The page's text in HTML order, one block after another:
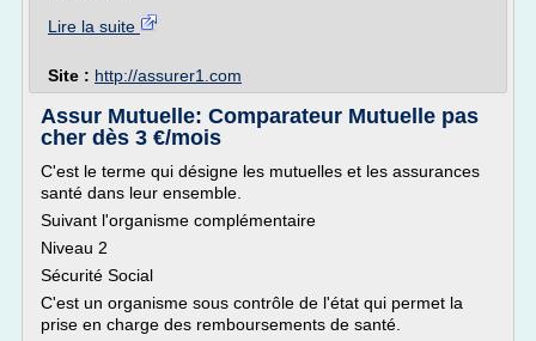
Lire la suite
Site : http://assurer1.com
Assur Mutuelle: Comparateur Mutuelle pas
cher dès 3 €/mois
C'est le terme qui désigne les mutuelles et les assurances
santé dans leur ensemble.
Suivant l'organisme complémentaire
Niveau 2
Sécurité Social
C'est un organisme sous contrôle de l'état qui permet la
prise en charge des remboursements de santé.